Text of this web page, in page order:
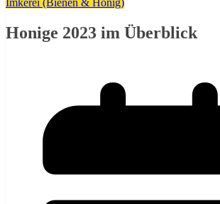
Honige 2023 im Überblick